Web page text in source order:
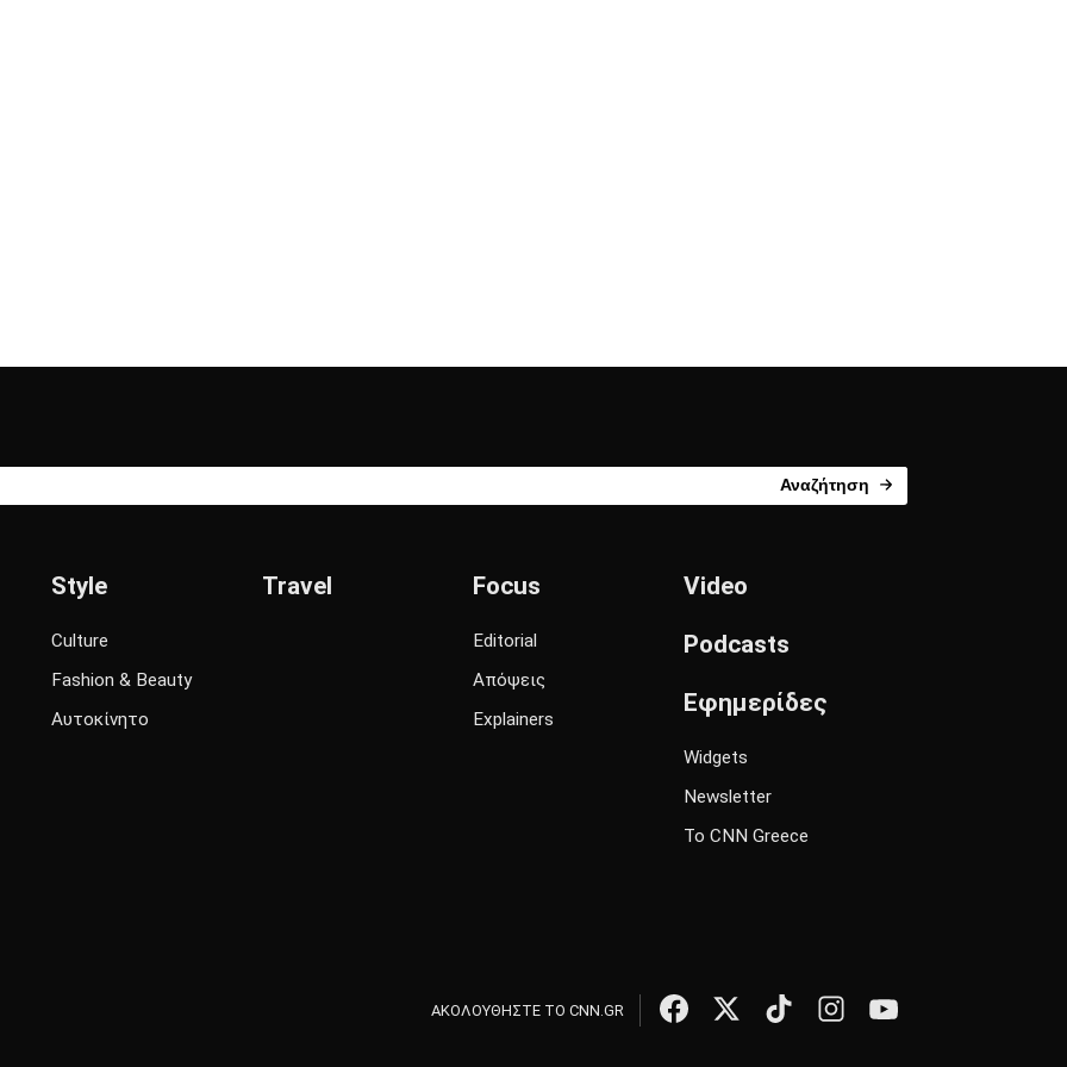
Αναζήτηση
Style
Culture
Fashion & Beauty
Αυτοκίνητο
Travel Focus
Editorial
Απόψεις
Explainers
Video
Podcasts
Εφημερίδες
Widgets
Newsletter
Το CNN Greece
ΑΚΟΛΟΥΘΗΣΤΕ ΤΟ CNN.GR